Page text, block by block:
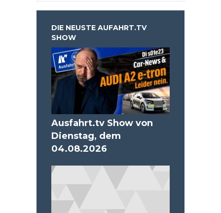
DIE NEUSTE AUFAHRT.TV
SHOW
Ausfahrt.tv Show von
Dienstag, dem
04.08.2026